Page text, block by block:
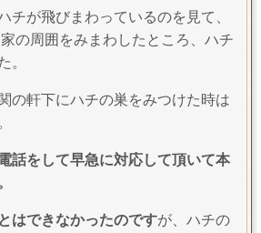
チが飛びまわっているのを見て、
の周囲をみまわしたところ、ハチ
。
の軒下にハチの巣をみつけた時は
話をして早急に対応して頂いて本
はできなかったのですが、ハチの